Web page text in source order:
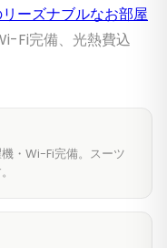
ーズナブルなお部屋
Fi完備、光熱費込
・Wi-Fi完備。スーツ